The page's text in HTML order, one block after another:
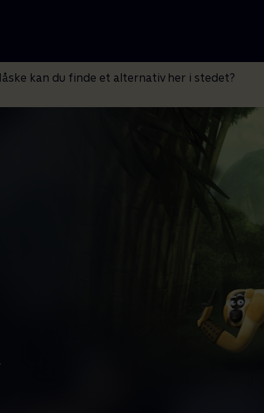
kan du finde et alternativ her i stedet?